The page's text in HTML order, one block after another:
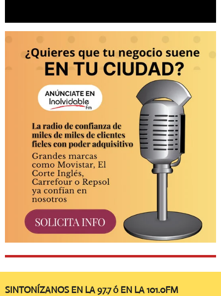
SINTONÍZANOS EN LA 97.7 ó EN LA 101.0FM